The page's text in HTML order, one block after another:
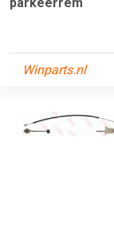
Winparts.nl